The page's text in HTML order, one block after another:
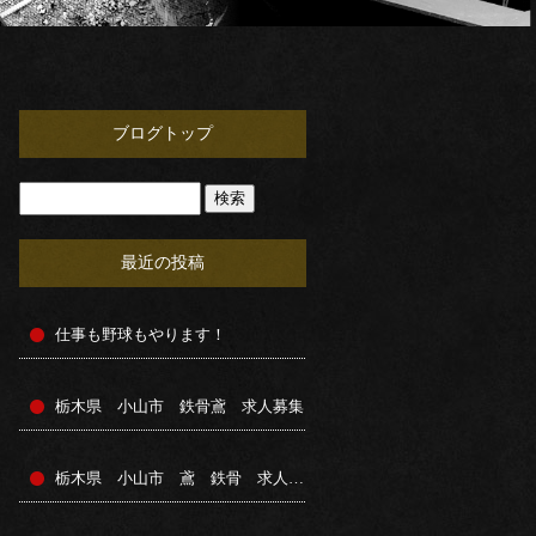
ブログトップ
最近の投稿
仕事も野球もやります！
栃木県 小山市 鉄骨鳶 求人募集
栃木県 小山市 鳶 鉄骨 求人募集